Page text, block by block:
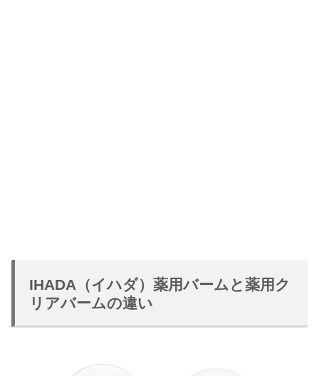
IHADA（イハダ）薬用バームと薬用ク
リアバームの違い